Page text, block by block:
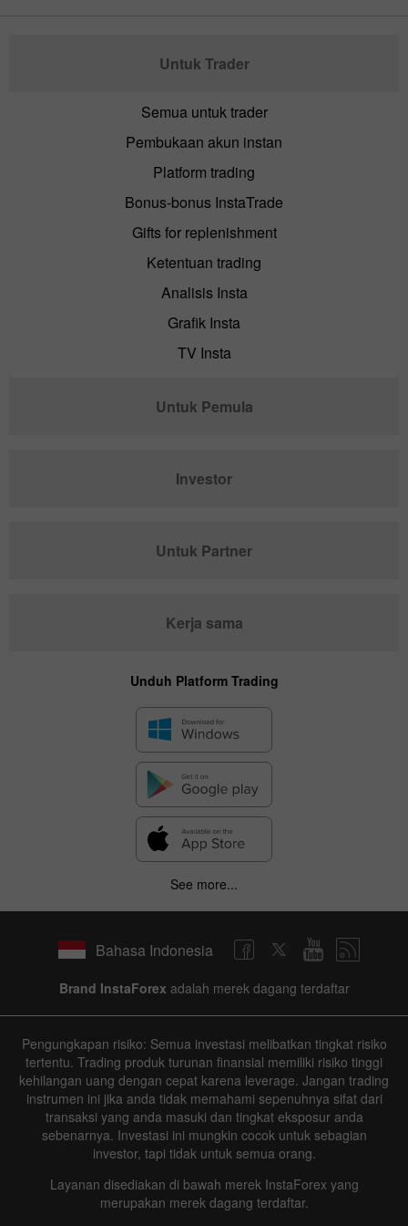
Untuk Trader
Semua untuk trader
Pembukaan akun instan
Platform trading
Bonus-bonus InstaTrade
Gifts for replenishment
Ketentuan trading
Analisis Insta
Grafik Insta
TV Insta
Untuk Pemula
Investor
Untuk Partner
Kerja sama
Unduh Platform Trading
See more...
Bahasa Indonesia
Brand InstaForex adalah merek dagang terdaftar
Pengungkapan risiko: Semua investasi melibatkan tingkat risiko
tertentu. Trading produk turunan finansial memiliki risiko tinggi
kehilangan uang dengan cepat karena leverage. Jangan trading
instrumen ini jika anda tidak memahami sepenuhnya sifat dari
transaksi yang anda masuki dan tingkat eksposur anda
sebenarnya. Investasi ini mungkin cocok untuk sebagian
investor, tapi tidak untuk semua orang.
Layanan disediakan di bawah merek InstaForex yang
merupakan merek dagang terdaftar.